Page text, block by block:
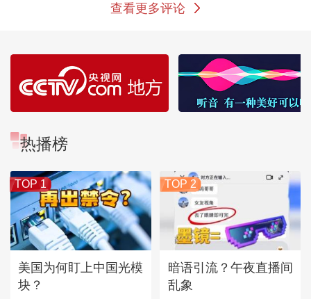
查看更多评论
热播榜
TOP 1
美国为何盯上中国光模
块？
TOP 2
暗语引流？午夜直播间
乱象